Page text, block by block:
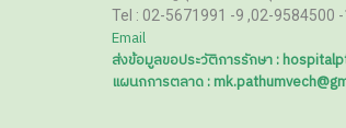
Tel : 02-5671991 -9 ,02-9584500
Email
ส่งข้อมูลขอประวัติการรักษา :
แผนกการตลาด :